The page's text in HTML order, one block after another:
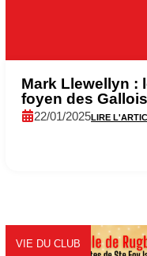
Mark Llewellyn :
foyen des Gallois
22/01/2025LIRE
VIE DU CLUB